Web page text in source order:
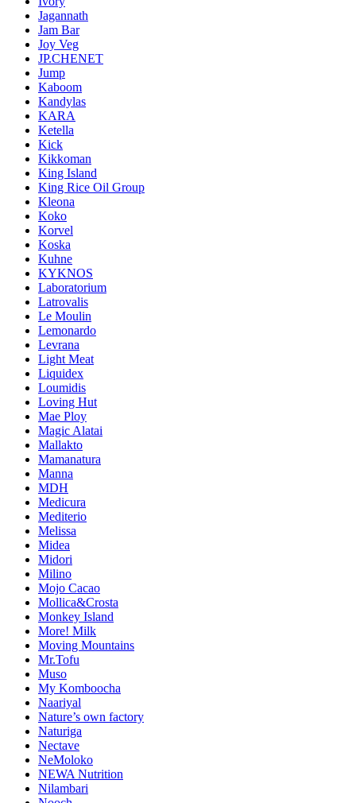
Jagannath
Jam Bar
Joy Veg
JP.CHENET
Jump
Kaboom
Kandylas
KARA
Ketella
Kick
Kikkoman
King Island
King Rice Oil Group
Kleona
Koko
Korvel
Koska
Kuhne
KYKNOS
Laboratorium
Latrovalis
Le Moulin
Lemonardo
Levrana
Light Meat
Liquidex
Loumidis
Loving Hut
Mae Ploy
Magic Alatai
Mallakto
Mamanatura
Manna
MDH
Medicura
Mediterio
Melissa
Midea
Midori
Milino
Mojo Cacao
Mollica&Crosta
Monkey Island
More! Milk
Moving Mountains
Mr.Tofu
Muso
My Komboocha
Naariyal
Nature’s own factory
Naturiga
Nectave
NeMoloko
NEWA Nutrition
Nilambari